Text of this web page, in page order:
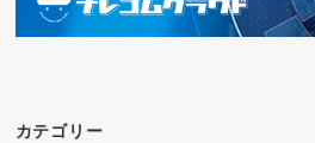
カテゴリー